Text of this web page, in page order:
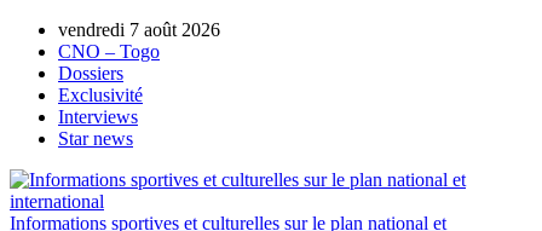
vendredi 7 août 2026
CNO – Togo
Dossiers
Exclusivité
Interviews
Star news
Informations sportives et culturelles sur le plan national et
AUTORISATION DE LA HAAC N°0134/